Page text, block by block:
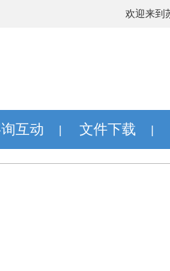
欢迎来到
互动 文件下载